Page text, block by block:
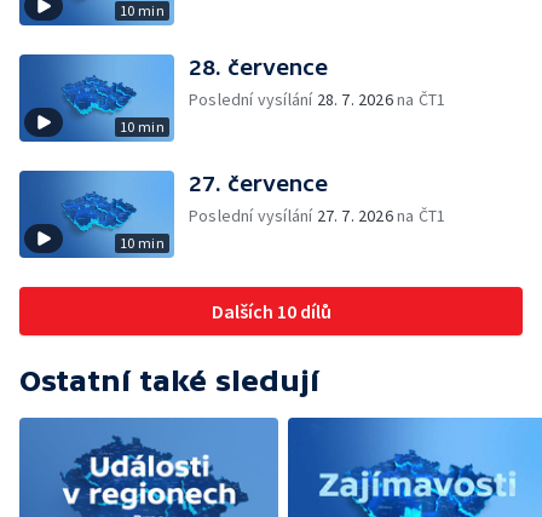
10 min
10 min
28. července
Poslední vysílání 28. 7. 2026na ČT1
10 min
27. července
Poslední vysílání 27. 7. 2026na ČT1
Dalších 10 dílů
Ostatní také sledují